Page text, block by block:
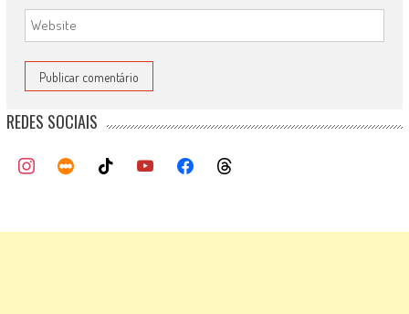
REDES SOCIAIS